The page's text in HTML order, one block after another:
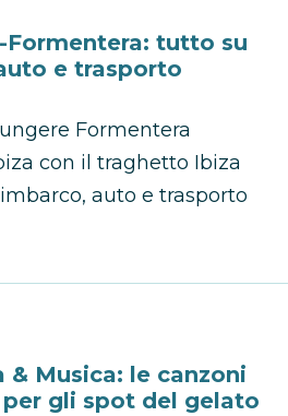
tutto su
e trasporto
Formentera
con il traghetto Ibiza
auto e trasporto
Musica: le canzoni
gli spot del gelato